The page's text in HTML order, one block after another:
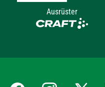
Ausrüster